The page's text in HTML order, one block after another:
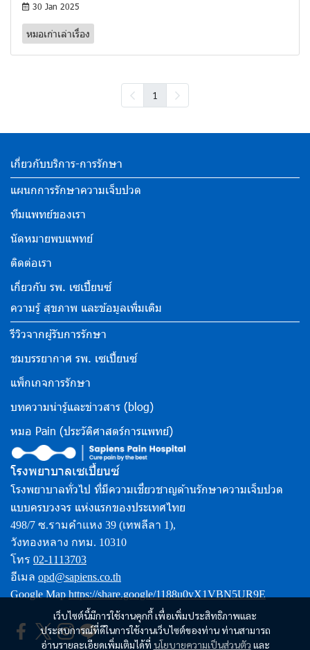
30 Jan 2025
หมอเก่าเล่าเรื่อง
1
เว็บไซต์นี้มีการใช้งานคุกกี้ เพื่อเพิ่มประสิทธิภาพและ
ประสบการณ์ที่ดีในการใช้งานเว็บไซต์ของท่าน ท่านสามารถ
อ่านรายละเอียดเพิ่มเติมได้ที่ นโยบายความเป็นส่วนตัว และ
เกี่ยวกับบริการ-การรักษา
แผนกการรักษาความเจ็บปวด
ทีมแพทย์ของเรา
นัดหมายพบแพทย์
ติดต่อเรา
เกี่ยวกับ รพ. เซเปี้ยนซ์
ความรู้ สุขภาพ และข้อมูลเพิ่มเติม
รีวิวจากผู้รับการรักษา
ชมบรรยากาศ รพ. เซเปี้ยนซ์
แพ็กเกจการรักษา
บทความน่ารู้และข่าวสาร (blog)
หมอ Pain (ประวัติศาสตร์การแพทย์)
โรงพยาบาลเซเปี้ยนซ์
โรงพยาบาลทั่วไป ที่มีความเชี่ยวชาญด้านรักษาความเจ็บปวด
แบบครบวงจร แห่งแรกของประเทศไทย
498/7 ซ.รามคำแหง 39 (เทพลีลา 1),
วังทองหลาง กทม. 10310
โทร 02-1113703
อีเมล opd@sapiens.co.th
Google Map https://share.google/1188u0vX1VBN5UR9E